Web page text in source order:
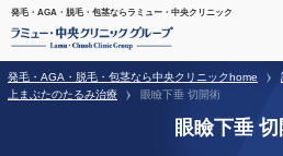
発毛・AGA・脱毛・包茎ならラミュー・中央クリニック
発毛・AGA・脱毛・包茎なら中央クリニックhome
上まぶたのたるみ治療
眼瞼下垂 切開術
眼瞼下垂